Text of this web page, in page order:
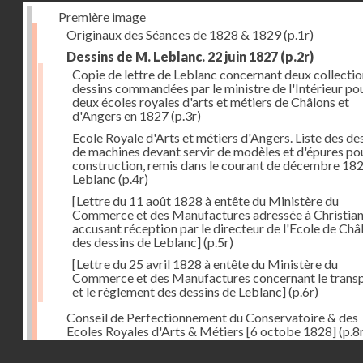
Première image
Originaux des Séances de 1828 & 1829(p.1r)
Dessins de M. Leblanc. 22 juin 1827 (p.2r)
Copie de lettre de Leblanc concernant deux
dessins commandées par le ministre de l'Intérieur
deux écoles royales d'arts et métiers de Châlons et
d'Angers en 1827(p.3r)
Ecole Royale d'Arts et métiers d'Angers. Liste des
de machines devant servir de modèles et d'épures
construction, remis dans le courant de décembre
Leblanc (p.4r)
[Lettre du 11 août 1828 à entête du Ministère du
Commerce et des Manufactures adressée à Christian
accusant réception par le directeur de l'Ecole de
des dessins de Leblanc](p.5r)
[Lettre du 25 avril 1828 à entête du Ministère du
Commerce et des Manufactures concernant le
et le règlement des dessins de Leblanc](p.6r)
Conseil de Perfectionnement du Conservatoire & des
Ecoles Royales d'Arts & Métiers [6 octobe 1828]